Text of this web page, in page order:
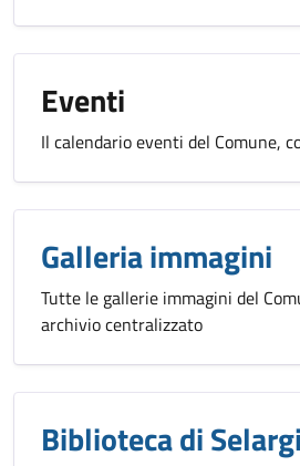
Eventi
Il calendario eventi del Comune,
Galleria immagini
Tutte le gallerie immagini del
archivio centralizzato
Biblioteca di